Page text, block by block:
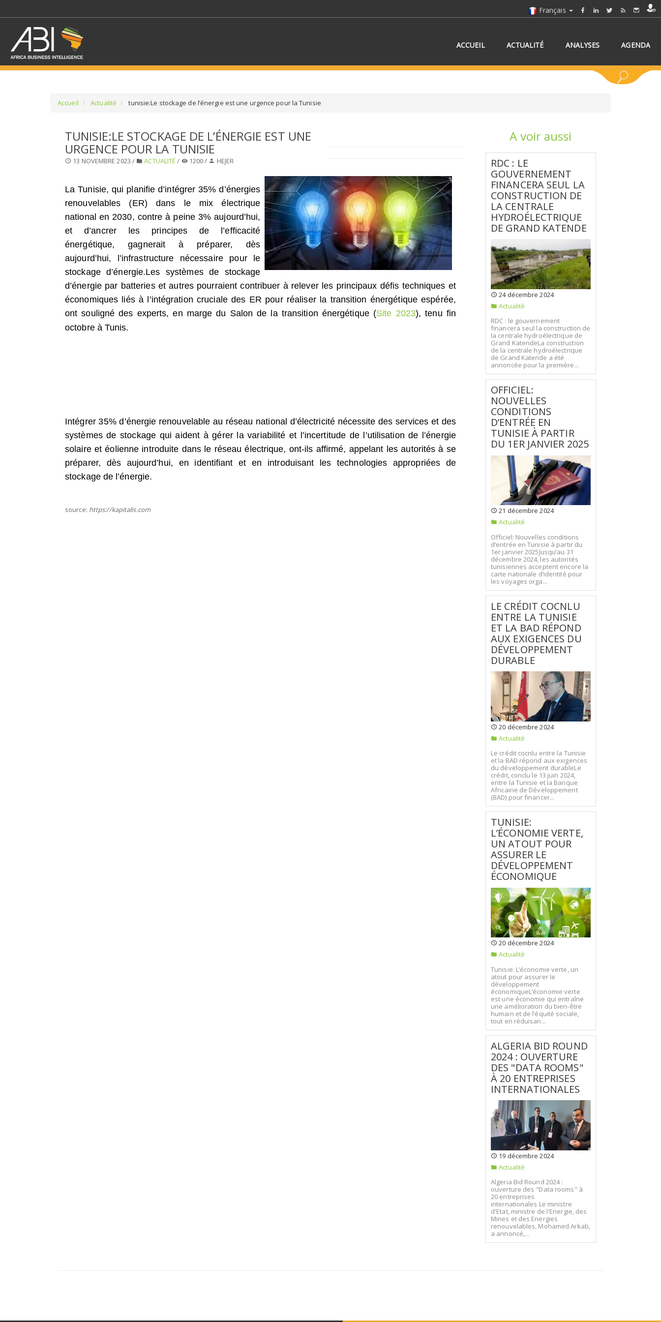
Français
ACCUEIL ACTUALITÉ ANALYSES AGENDA
SÉLECTIONNEZ UN/DES SECTEURS
SELECTIONNEZ UNE SECTION SÉLECTIONNEZ UN/DES PAYS
Accueil Actualité tunisie:Le stockage de l’énergie est une urgence pour la Tunisie
TUNISIE:LE STOCKAGE DE L’ÉNERGIE EST UNE
URGENCE POUR LA TUNISIE
13 NOVEMBRE 2023 / ACTUALITÉ / 1200 / HEJER
La Tunisie, qui planifie d’intégrer 35% d’énergies
renouvelables (ER) dans le mix électrique
national en 2030, contre à peine 3% aujourd’hui,
et d’ancrer les principes de l’efficacité
énergétique, gagnerait à préparer, dès
aujourd’hui, l’infrastructure nécessaire pour le
stockage d’énergie.Les systèmes de stockage
d’énergie par batteries et autres pourraient contribuer à relever les principaux défis techniques et
économiques liés à l’intégration cruciale des ER pour réaliser la transition énergétique espérée,
ont souligné des experts, en marge du Salon de la transition énergétique (Site 2023), tenu fin
octobre à Tunis.
Intégrer 35% d’énergie renouvelable au réseau national d’électricité nécessite des services et des
systèmes de stockage qui aident à gérer la variabilité et l’incertitude de l’utilisation de l’énergie
solaire et éolienne introduite dans le réseau électrique, ont-ils affirmé, appelant les autorités à se
préparer, dès aujourd’hui, en identifiant et en introduisant les technologies appropriées de
stockage de l’énergie.
source: https://kapitalis.com
A voir aussi
RDC : LE
GOUVERNEMENT
FINANCERA SEUL LA
CONSTRUCTION DE
LA CENTRALE
HYDROÉLECTRIQUE
DE GRAND KATENDE
24 décembre 2024
Actualité
RDC : le gouvernement
financera seul la construction de
la centrale hydroélectrique de
Grand KatendeLa construction
de la centrale hydroélectrique
de Grand Katende a été
annoncée pour la première...
OFFICIEL:
NOUVELLES
CONDITIONS
D’ENTRÉE EN
TUNISIE À PARTIR
DU 1ER JANVIER 2025
21 décembre 2024
Actualité
Officiel: Nouvelles conditions
d’entrée en Tunisie à partir du
1er janvier 2025Jusqu’au 31
décembre 2024, les autorités
tunisiennes acceptent encore la
carte nationale d’identité pour
les voyages orga...
LE CRÉDIT COCNLU
ENTRE LA TUNISIE
ET LA BAD RÉPOND
AUX EXIGENCES DU
DÉVELOPPEMENT
DURABLE
20 décembre 2024
Actualité
Le crédit cocnlu entre la Tunisie
et la BAD répond aux exigences
du développement durableLe
crédit, conclu le 13 juin 2024,
entre la Tunisie et la Banque
Africaine de Développement
(BAD) pour financer...
TUNISIE:
L’ÉCONOMIE VERTE,
UN ATOUT POUR
ASSURER LE
DÉVELOPPEMENT
ÉCONOMIQUE
20 décembre 2024
Actualité
Tunisie: L’économie verte, un
atout pour assurer le
développement
économiqueL’économie verte
est une économie qui entraîne
une amélioration du bien-être
humain et de l’équité sociale,
tout en réduisan...
ALGERIA BID ROUND
2024 : OUVERTURE
DES "DATA ROOMS"
À 20 ENTREPRISES
INTERNATIONALES
19 décembre 2024
Actualité
Algeria Bid Round 2024 :
ouverture des "Data rooms" à
20 entreprises
internationales Le ministre
d'Etat, ministre de l'Energie, des
Mines et des Energies
renouvelables, Mohamed Arkab,
a annoncé,...